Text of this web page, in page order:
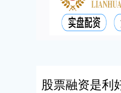
股票融资是利